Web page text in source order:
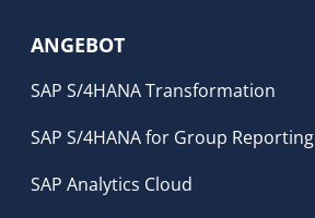
ANGEBOT
SAP S/4HANA Transformation
SAP S/4HANA for Group Reporting
SAP Analytics Cloud